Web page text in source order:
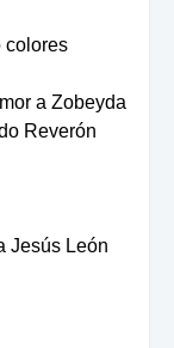
colores
a Zobeyda
Reverón
Jesús León